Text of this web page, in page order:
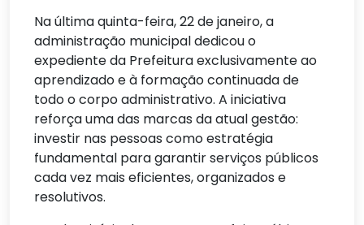
Na última quinta-feira, 22 de janeiro, a
administração municipal dedicou o
expediente da Prefeitura exclusivamente ao
aprendizado e à formação continuada de
todo o corpo administrativo. A iniciativa
reforça uma das marcas da atual gestão:
investir nas pessoas como estratégia
fundamental para garantir serviços públicos
cada vez mais eficientes, organizados e
resolutivos.